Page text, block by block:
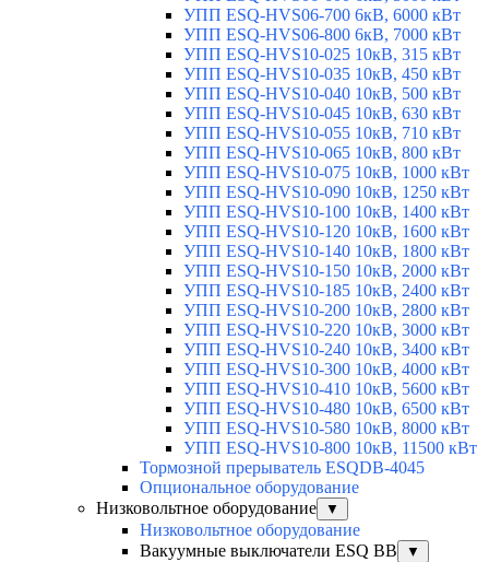
УПП ESQ-HVS06-700 6кВ, 6000 кВт
УПП ESQ-HVS06-800 6кВ, 7000 кВт
УПП ESQ-HVS10-025 10кВ, 315 кВт
УПП ESQ-HVS10-035 10кВ, 450 кВт
УПП ESQ-HVS10-040 10кВ, 500 кВт
УПП ESQ-HVS10-045 10кВ, 630 кВт
УПП ESQ-HVS10-055 10кВ, 710 кВт
УПП ESQ-HVS10-065 10кВ, 800 кВт
УПП ESQ-HVS10-075 10кВ, 1000 кВт
УПП ESQ-HVS10-090 10кВ, 1250 кВт
УПП ESQ-HVS10-100 10кВ, 1400 кВт
УПП ESQ-HVS10-120 10кВ, 1600 кВт
УПП ESQ-HVS10-140 10кВ, 1800 кВт
УПП ESQ-HVS10-150 10кВ, 2000 кВт
УПП ESQ-HVS10-185 10кВ, 2400 кВт
УПП ESQ-HVS10-200 10кВ, 2800 кВт
УПП ESQ-HVS10-220 10кВ, 3000 кВт
УПП ESQ-HVS10-240 10кВ, 3400 кВт
УПП ESQ-HVS10-300 10кВ, 4000 кВт
УПП ESQ-HVS10-410 10кВ, 5600 кВт
УПП ESQ-HVS10-480 10кВ, 6500 кВт
УПП ESQ-HVS10-580 10кВ, 8000 кВт
УПП ESQ-HVS10-800 10кВ, 11500 кВт
Тормозной прерыватель ESQDB-4045
Опциональное оборудование
Низковольтное оборудование
▼
Низковольтное оборудование
Вакуумные выключатели ESQ BB
▼